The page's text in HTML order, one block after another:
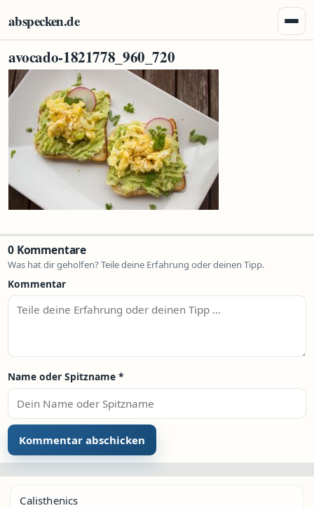
abspecken.de
avocado-1821778_960_720
0 Kommentare
Was hat dir geholfen? Teile deine Erfahrung oder deinen Tipp.
Kommentar
Name oder Spitzname *
Calisthenics